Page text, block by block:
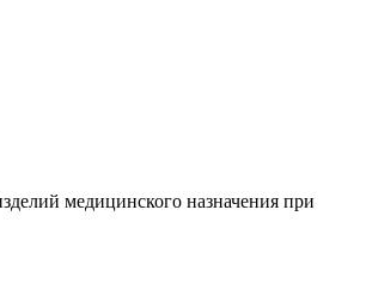
медицинского назначения при